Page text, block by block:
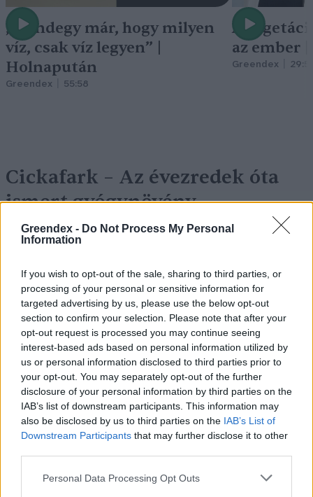
Greendex - Do Not Process My Personal
Information
If you wish to opt-out of the sale, sharing to third parties, or
processing of your personal or sensitive information for
targeted advertising by us, please use the below opt-out
section to confirm your selection. Please note that after your
opt-out request is processed you may continue seeing
interest-based ads based on personal information utilized by
us or personal information disclosed to third parties prior to
your opt-out. You may separately opt-out of the further
disclosure of your personal information by third parties on the
IAB’s list of downstream participants. This information may
also be disclosed by us to third parties on the IAB’s List of
Downstream Participants that may further disclose it to other
Personal Data Processing Opt Outs
„Mindegy már, hogy milyen
víz, csak víz legyen” |
Holnapután
Greendex 55:58
A
az ember
Greendex
Cickafark – Az évezredek óta
ismert gyógynövény
Börzsey Barbara 1 perc